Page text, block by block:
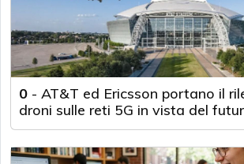
0 - AT&T ed Ericsson portano il
droni sulle reti 5G in vista del